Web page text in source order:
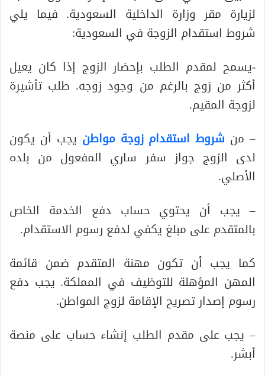
لزيارة مقر وزارة الداخلية السعودية. فيما يلي
شروط استقدام الزوجة في السعودية:
-يسمح لمقدم الطلب بإحضار الزوج إذا كان يعيل
أكثر من زوج بالرغم من وجود زوجه. طلب تأشيرة
لزوجة المقيم.
– من شروط استقدام زوجة مواطن يجب أن يكون
لدى الزوج جواز سفر ساري المفعول من بلده
الأصلي.
– يجب أن يحتوي حساب دفع الخدمة الخاص
بالمتقدم على مبلغ يكفي لدفع رسوم الاستقدام.
كما يجب أن تكون مهنة المتقدم ضمن قائمة
المهن المؤهلة للتوظيف في المملكة. يجب دفع
رسوم إصدار تصريح الإقامة لزوج المواطن.
– يجب على مقدم الطلب إنشاء حساب على منصة
أبشر.